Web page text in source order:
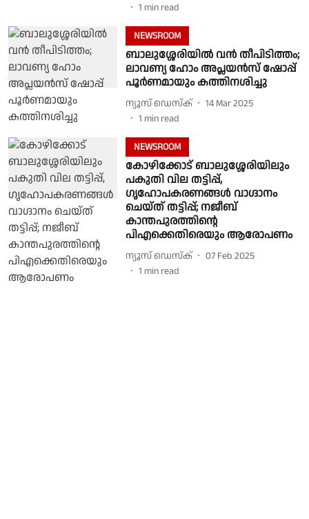
1 min read
NEWSROOM
ബാലുശ്ശേരിയില്‍ വന്‍ തീപിടിത്തം;
ലാവണ്യ ഹോം അപ്ലയന്‍സ് ഷോപ്പ്
പൂര്‍ണമായും കത്തിനശിച്ചു
ന്യൂസ് ഡെസ്ക്
14 Mar 2025
1 min read
NEWSROOM
കോഴിക്കോട് ബാലുശ്ശേരിയിലും
പകുതി വില തട്ടിപ്പ്,
ഗൃഹോപകരണങ്ങള്‍ വാഗ്ദാനം
ചെയ്ത് തട്ടിപ്പ്; നജീബ്
കാന്തപുരത്തിന്റെ
പിഎക്കെതിരെയും ആരോപണം
ന്യൂസ് ഡെസ്ക്
07 Feb 2025
1 min read